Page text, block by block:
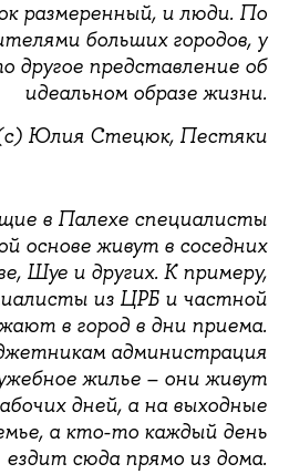
размеренный, и люди. По
больших городов, у
другое представление об
идеальном образе жизни.
Юлия Стецюк, Пестяки
в Палехе специалисты
основе живут в соседних
Шуе и других. К примеру,
из ЦРБ и частной
в город в дни приема.
администрация
жилье – они живут
дней, а на выходные
а кто-то каждый день
ездит сюда прямо из дома.